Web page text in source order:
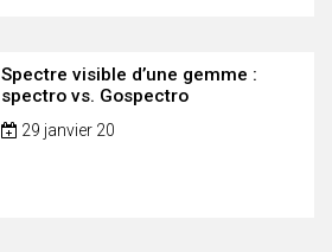
Spectre visible d’une gemme :
spectro vs. Gospectro
29 janvier 20